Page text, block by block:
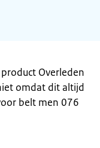
Overleden
omdat dit altijd
belt men 076